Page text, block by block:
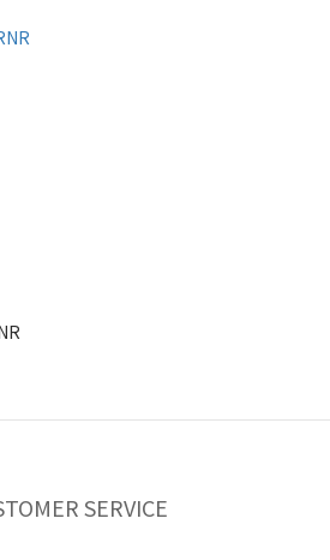
SERVICE